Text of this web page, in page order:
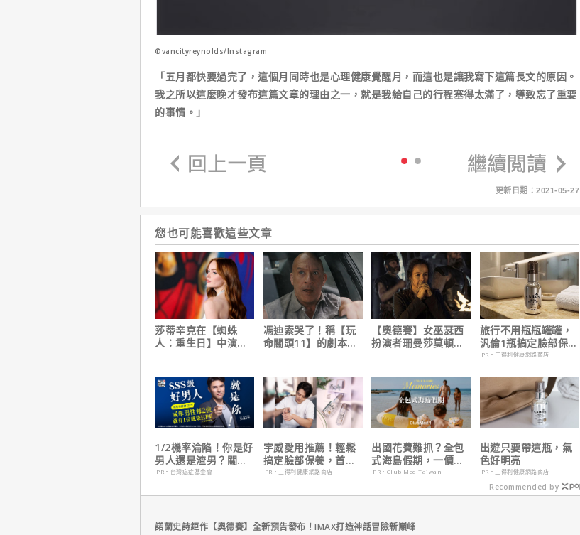
©vancityreynolds/Instagram
「五月都快要過完了，這個月同時也是心理健康覺醒月，而這也是讓我寫下這篇長文的原因。
我之所以這麼晚才發布這篇文章的理由之一，就是我給自己的行程塞得太滿了，導致忘了重要
的事情。」
更新日期：2021-05-27
您也可能喜歡這些文章
莎蒂辛克在【蜘蛛
人：重生日】中演的
馮迪索哭了！稱【玩
命關頭11】的劇本是
【奧德賽】女巫瑟西
扮演者珊曼莎莫頓曝
旅行不用瓶瓶罐罐，
汎倫1瓶搞定臉部保
養！
PR・三得利健康網路商店
1/2機率淪陷！你是好
男人還是渣男？關鍵
在這
PR・台灣癌症基金會
宇威愛用推薦！輕鬆
搞定臉部保養，首購
只要$390
PR・三得利健康網路商店
出國花費難抓？全包
式海島假期，一價搞
定食宿玩樂，省錢更
PR・Club Med Taiwan
出遊只要帶這瓶，氣
色好明亮
PR・三得利健康網路商店
Recommended by
諾蘭史詩鉅作【奧德賽】全新預告發布！IMAX打造神話冒險新巔峰